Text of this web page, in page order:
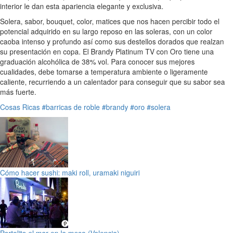
interior le dan esta apariencia elegante y exclusiva.
Solera, sabor, bouquet, color, matices que nos hacen percibir todo el
potencial adquirido en su largo reposo en las soleras, con un color
caoba intenso y profundo así como sus destellos dorados que realzan
su presentación en copa. El Brandy Platinum TV con Oro tiene una
graduación alcohólica de 38% vol. Para conocer sus mejores
cualidades, debe tomarse a temperatura ambiente o ligeramente
caliente, recurriendo a un calentador para conseguir que su sabor sea
más fuerte.
Cosas Ricas #barricas de roble #brandy #oro #solera
Cómo hacer sushi: maki roll, uramaki niguiri